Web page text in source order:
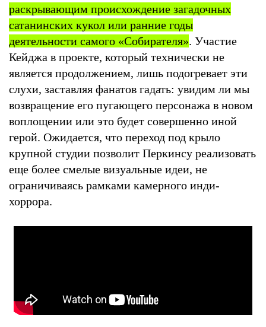
раскрывающим происхождение загадочных
сатанинских кукол или ранние годы
деятельности самого «Собирателя». Участие
Кейджа в проекте, который технически не
является продолжением, лишь подогревает эти
слухи, заставляя фанатов гадать: увидим ли мы
возвращение его пугающего персонажа в новом
воплощении или это будет совершенно иной
герой. Ожидается, что переход под крыло
крупной студии позволит Перкинсу реализовать
еще более смелые визуальные идеи, не
ограничиваясь рамками камерного инди-
хоррора.